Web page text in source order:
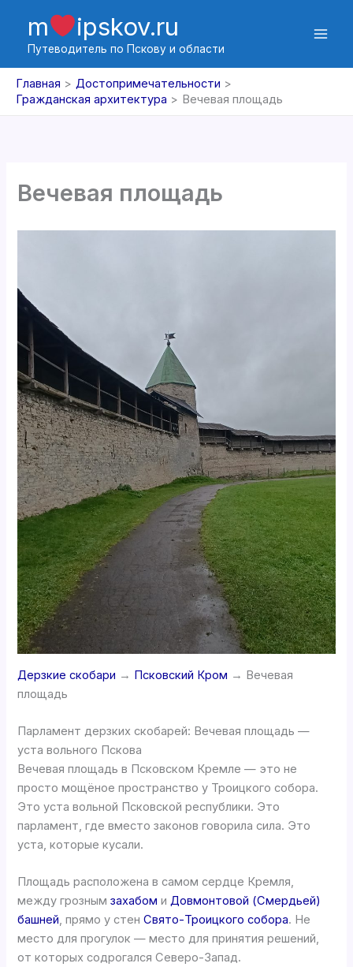
содержимому
m ipskov.ru
Путеводитель по Пскову и области
Главная
Достопримечательности
Гражданская архитектура
Вечевая площадь
Вечевая площадь
Дерзкие скобари → Псковский Кром → Вечевая
площадь
Парламент дерзких скобарей: Вечевая площадь —
уста вольного Пскова
Вечевая площадь в Псковском Кремле — это не
просто мощёное пространство у Троицкого собора.
Это уста вольной Псковской республики. Это
парламент, где вместо законов говорила сила. Это
уста, которые кусали.
Площадь расположена в самом сердце Кремля,
между грознымзахабом иДовмонтовой (Смердьей)
башней, прямо у стенСвято-Троицкого собора. Не
место для прогулок — место для принятия решений,
от которых содрогался Северо-Запад.